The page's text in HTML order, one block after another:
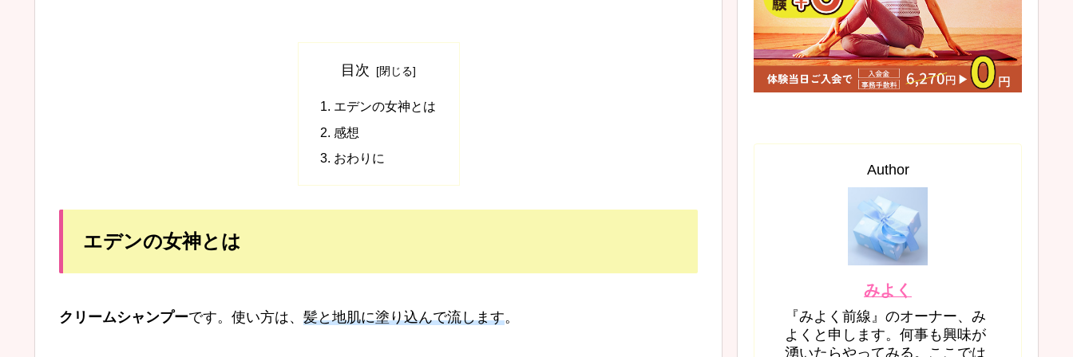
目次
エデンの女神とは
感想
おわりに
エデンの女神とは
クリームシャンプーです。使い方は、 髪と地肌に塗り込んで流します。
Author
みよく
『みよく前線』のオーナー、み
よくと申します。何事も興味が
湧いたらやってみる。ここでは